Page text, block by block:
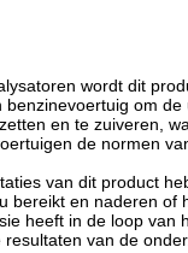
wordt dit
benzinevoertuig om de
en te zuiveren,
de normen
van dit product
bereikt en naderen of
heeft in de loop van
van de